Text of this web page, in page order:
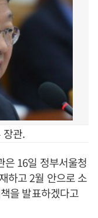
관.
은 16일 정부서울청
하고 2월 안으로 소
을 발표하겠다고